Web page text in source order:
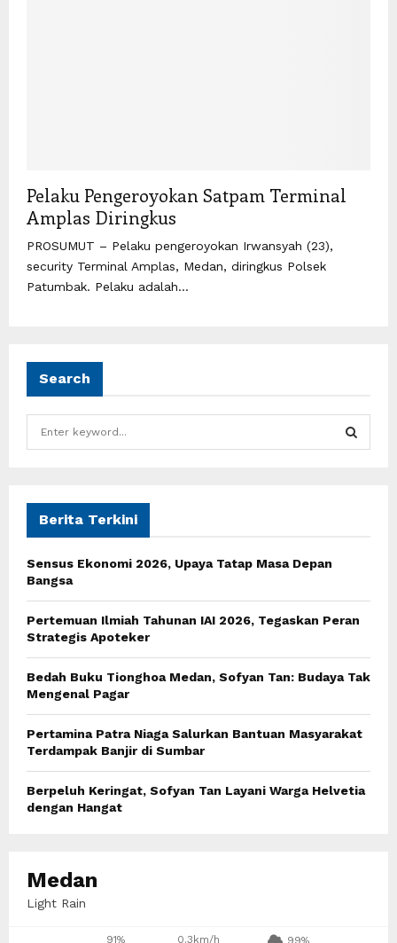
Pelaku Pengeroyokan Satpam Terminal
Amplas Diringkus
PROSUMUT – Pelaku pengeroyokan Irwansyah (23),
security Terminal Amplas, Medan, diringkus Polsek
Patumbak. Pelaku adalah...
Search
f
r
Berita Terkini
Sensus Ekonomi 2026, Upaya Tatap Masa Depan
Bangsa
Pertemuan Ilmiah Tahunan IAI 2026, Tegaskan Peran
Strategis Apoteker
Bedah Buku Tionghoa Medan, Sofyan Tan: Budaya Tak
Mengenal Pagar
Pertamina Patra Niaga Salurkan Bantuan Masyarakat
Terdampak Banjir di Sumbar
Berpeluh Keringat, Sofyan Tan Layani Warga Helvetia
dengan Hangat
Medan
Light Rain
91% 0.3km/h 99%